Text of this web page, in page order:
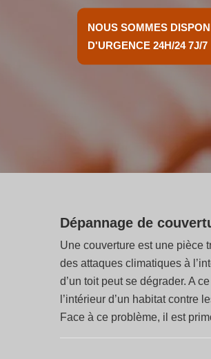
NOUS SOMMES
D'URGENCE 24H/24 7J/7
Dépannage de
Une couverture est une pièce
des attaques climatiques à
d’un toit peut se dégrader. A
l’intérieur d’un habitat contre
Face à ce problème, il est